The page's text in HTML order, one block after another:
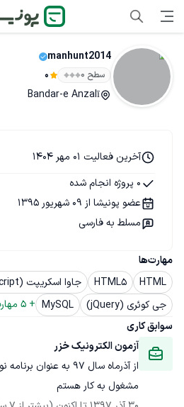
manhunt2014
سطح ۰ 0
Bandar-e Anzalī
مهارت‌ها
HTML
HTML5
جاوا اسکریپت (JavaScript)
جی کوئری (jQuery)
MySQL
+
5
سوابق کاری
آزمون الکترونیک خزر
از آذرماه سال 97 به
مشغول به کار هستم
آخرین فعالیت 01 مهر 1404
0 پروژه انجام شده
عضو پونیشا از 09 شهریور 1395
مسلط به فارسی